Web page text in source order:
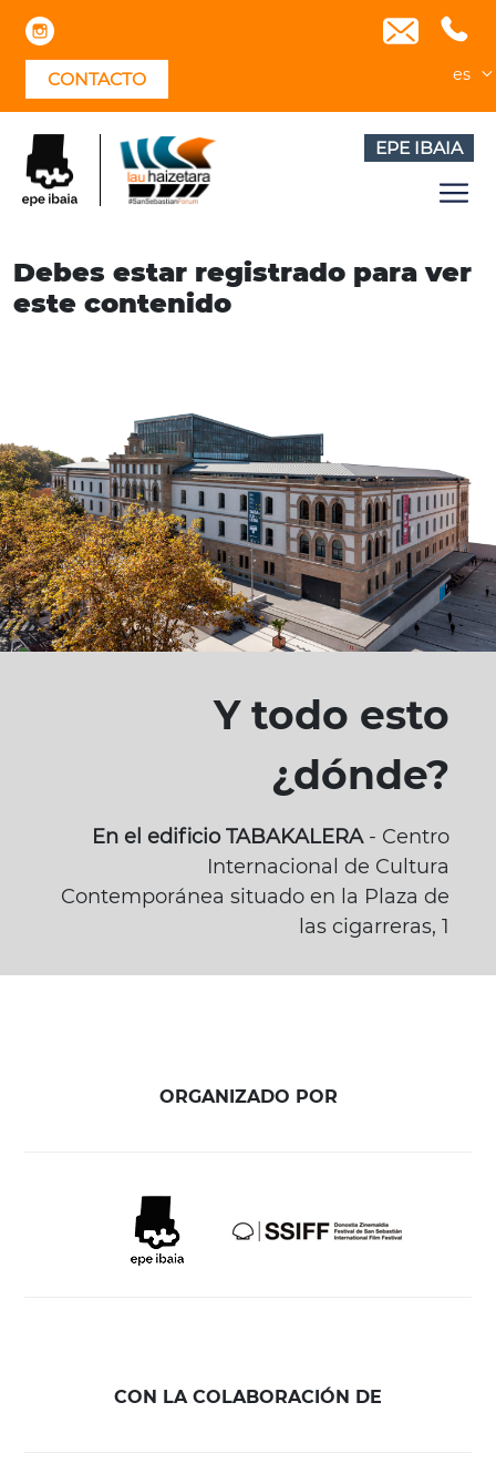
Skip
contentCONTACTO es
EPE IBAIA
Debes estar registrado para ver
este contenido
Y todo esto
¿dónde?
En el edificio TABAKALERA- Centro
Internacional de Cultura
Contemporánea situado en la Plaza de
las cigarreras, 1
ORGANIZADO POR
CON LA COLABORACIÓN DE